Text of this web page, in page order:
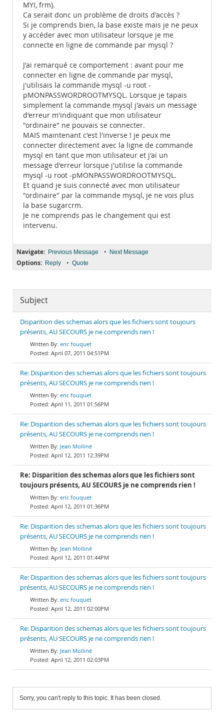
MYI, frm).
Ca serait donc un problème de droits d'accès ?
Si je comprends bien, la base existe mais je ne peux
y accéder avec mon utilisateur lorsque je me
connecte en ligne de commande par mysql ?
J'ai remarqué ce comportement : avant pour me
connecter en ligne de commande par mysql,
j'utilisais la commande mysql -u root -
pMONPASSWORDROOTMYSQL. Lorsque je tapais
simplement la commande mysql j'avais un message
d'erreur m'indiquant que mon utilisateur
"ordinaire" ne pouvais se connecter.
MAIS maintenant c'est l'inverse ! je peux me
connecter directement avec la ligne de commande
mysql en tant que mon utilisateur et j'ai un
message d'erreur lorsque j'utilise la commande
mysql -u root -pMONPASSWORDROOTMYSQL.
Et quand je suis connecté avec mon utilisateur
"ordinaire" par la commande mysql, je ne vois plus
la base sugarcrm.
Je ne comprends pas le changement qui est
intervenu.
Navigate: Previous Message • Next Message
Options: Reply • Quote
Subject
Disparition des schemas alors que les fichiers sont toujours
présents, AU SECOURS je ne comprends rien !
eric fouquet
April 07, 2011 04:51PM
Re: Disparition des schemas alors que les fichiers sont toujours
présents, AU SECOURS je ne comprends rien !
eric fouquet
April 11, 2011 01:56PM
Re: Disparition des schemas alors que les fichiers sont toujours
présents, AU SECOURS je ne comprends rien !
Jean Molliné
April 12, 2011 12:39PM
Re: Disparition des schemas alors que les fichiers sont
toujours présents, AU SECOURS je ne comprends rien !
eric fouquet
April 12, 2011 01:36PM
Re: Disparition des schemas alors que les fichiers sont toujours
présents, AU SECOURS je ne comprends rien !
Jean Molliné
April 12, 2011 01:44PM
Re: Disparition des schemas alors que les fichiers sont toujours
présents, AU SECOURS je ne comprends rien !
eric fouquet
April 12, 2011 02:00PM
Re: Disparition des schemas alors que les fichiers sont toujours
présents, AU SECOURS je ne comprends rien !
Jean Molliné
April 12, 2011 02:03PM
Sorry, you can't reply to this topic. It has been closed.